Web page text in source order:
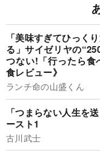
「美味すぎてひっく
る」サイゼリヤの
つない!「行ったら食
食レビュー》
ランチ命の山盛くん
「つまらない人生を
ースト1
古川武士